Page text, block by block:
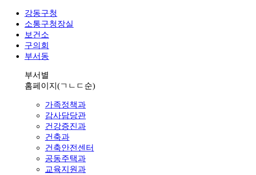
강동구청
소통구청장실
보건소
구의회
부서동
부서별
홈페이지 (ㄱㄴㄷ순)
가족정책과
감사담당관
건강증진과
건축과
건축안전센터
공동주택과
교육지원과